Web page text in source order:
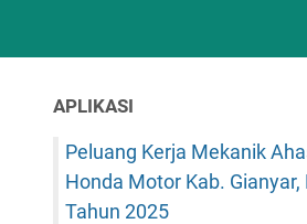
APLIKASI
Peluang Kerja Mekanik
Honda Motor Kab. Gianyar,
Tahun 2025